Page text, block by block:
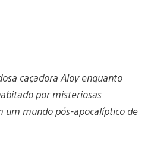
caçadora Aloy enquanto
por misteriosas
um mundo pós-apocalíptico de